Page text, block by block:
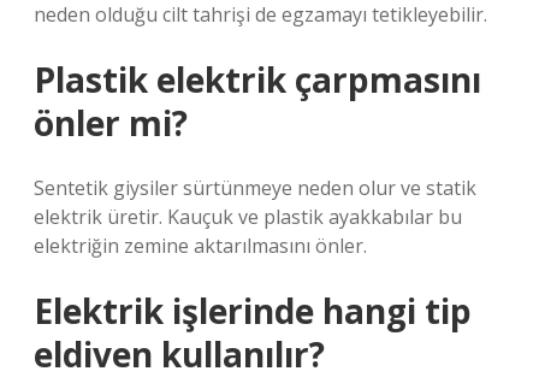
neden olduğu cilt tahrişi de egzamayı tetikleyebilir.
Plastik elektrik çarpmasını
önler mi?
Sentetik giysiler sürtünmeye neden olur ve statik
elektrik üretir. Kauçuk ve plastik ayakkabılar bu
elektriğin zemine aktarılmasını önler.
Elektrik işlerinde hangi tip
eldiven kullanılır?